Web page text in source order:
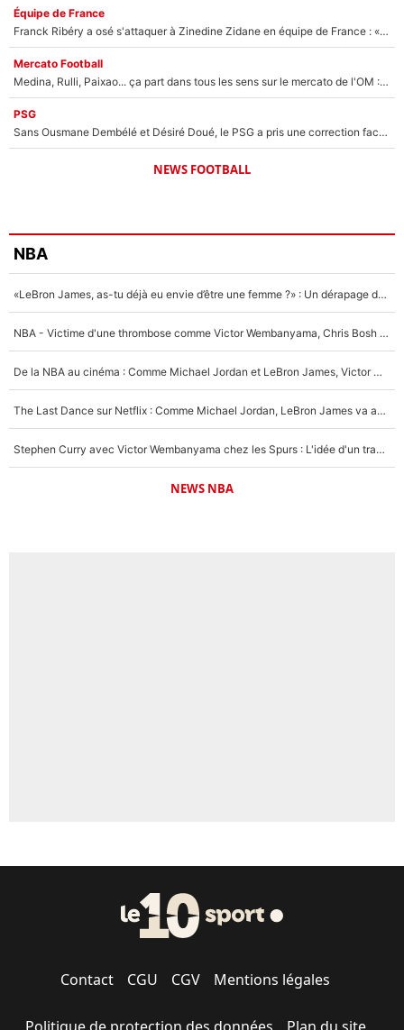
Équipe de France
Franck Ribéry a osé s'attaquer à Zinedine Zidane en équipe de France : «Je n'aurais jamais fait ça»
Mercato Football
Medina, Rulli, Paixao... ça part dans tous les sens sur le mercato de l'OM : Frank McCourt va enfin récupérer l'argent qu'il attend ?
PSG
Sans Ousmane Dembélé et Désiré Doué, le PSG a pris une correction face à Majorque : Luis Enrique attend avec impatience des renforts !
NEWS FOOTBALL
NBA
«LeBron James, as-tu déjà eu envie d’être une femme ?» : Un dérapage de Donald Trump sur la superstar de la NBA refait surface
NBA - Victime d'une thrombose comme Victor Wembanyama, Chris Bosh prévient le Français des risques sur sa santé : «J’ai failli mourir sur le coup et j’ai été ramené à la vie»
De la NBA au cinéma : Comme Michael Jordan et LeBron James, Victor Wembanyama rêve d'une carrière d'acteur !
The Last Dance sur Netflix : Comme Michael Jordan, LeBron James va avoir le droit à sa série !
Stephen Curry avec Victor Wembanyama chez les Spurs : L'idée d'un trade historique est lancée en NBA !
NEWS NBA
Contact CGU CGV Mentions légales